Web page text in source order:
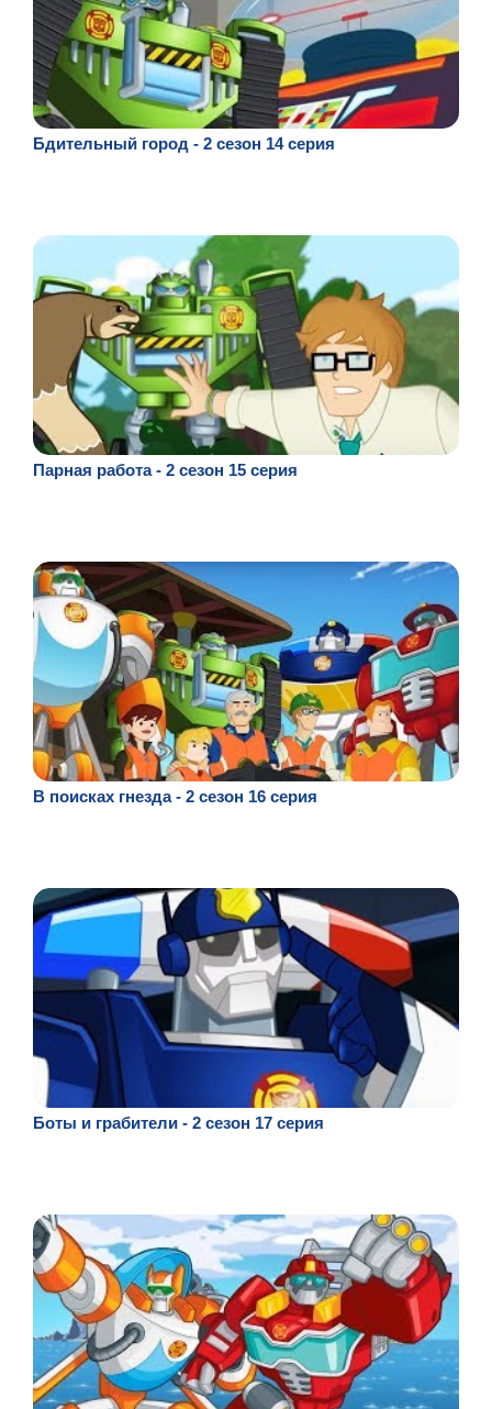
Бдительный город - 2 сезон 14 серия
Парная работа - 2 сезон 15 серия
В поисках гнезда - 2 сезон 16 серия
Боты и грабители - 2 сезон 17 серия